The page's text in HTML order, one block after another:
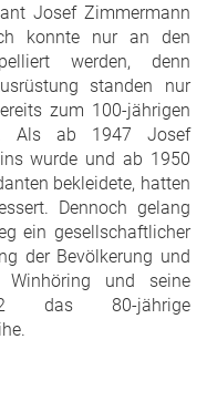
Josef Zimmermann
konnte nur an den
werden, denn
standen nur
zum 100-jährigen
Als ab 1947 Josef
wurde und ab 1950
bekleidete, hatten
Dennoch gelang
ein gesellschaftlicher
der Bevölkerung und
Winhöring und seine
das 80-jährige